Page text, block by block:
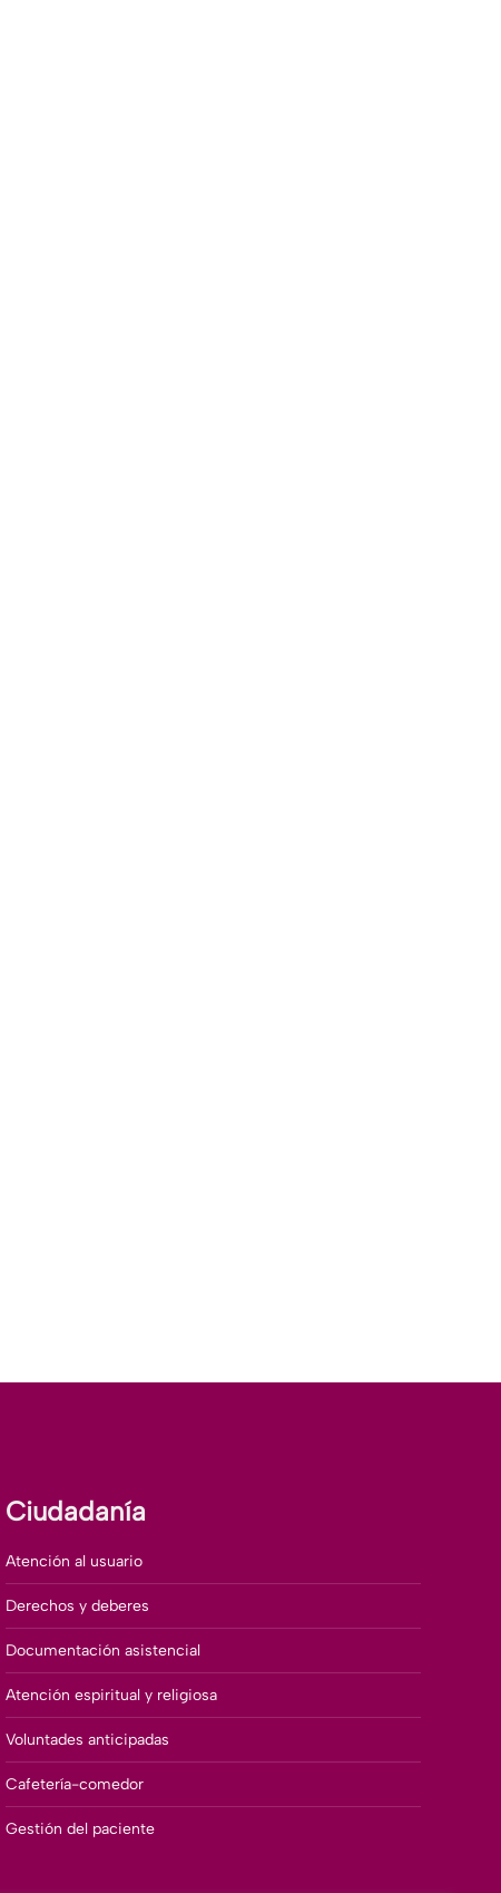
Ciudadanía
Atención al usuario
Derechos y deberes
Documentación asistencial
Atención espiritual y religiosa
Voluntades anticipadas
Cafetería-comedor
Gestión del paciente